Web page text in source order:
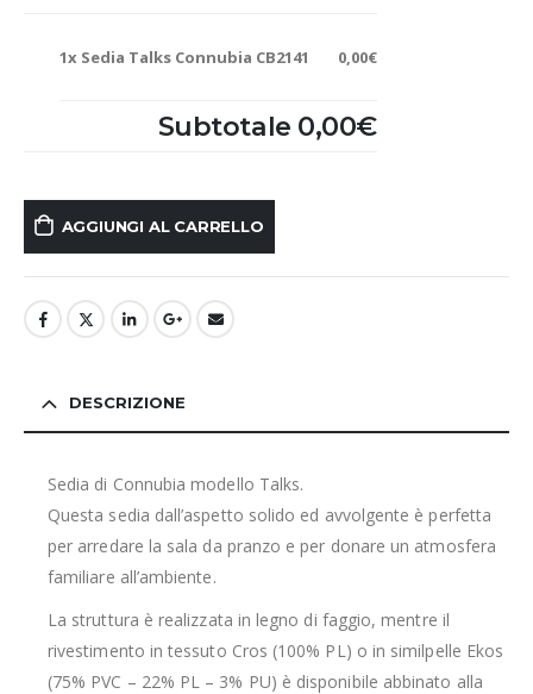
1x Sedia Talks Connubia CB2141 0,00€
Subtotale 0,00€
AGGIUNGI AL CARRELLO
DESCRIZIONE
Sedia di Connubia modello Talks.
Questa sedia dall’aspetto solido ed avvolgente è perfetta
per arredare la sala da pranzo e per donare un atmosfera
familiare all’ambiente.
La struttura è realizzata in legno di faggio, mentre il
rivestimento in tessuto Cros (100% PL) o in similpelle Ekos
(75% PVC – 22% PL – 3% PU) è disponibile abbinato alla